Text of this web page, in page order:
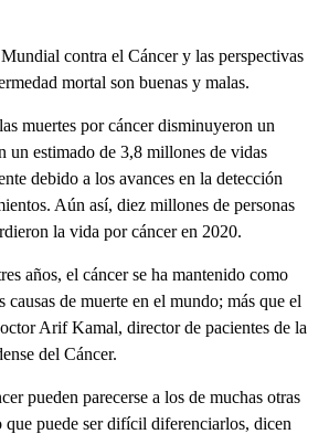
contra el Cáncer y las perspectivas
mortal son buenas y malas.
muertes por cáncer disminuyeron un
un estimado de 3,8 millones de vidas
debido a los avances en la detección
Aún así, diez millones de personas
la vida por cáncer en 2020.
años, el cáncer se ha mantenido como
causas de muerte en el mundo; más que el
Arif Kamal, director de pacientes de la
del Cáncer.
pueden parecerse a los de muchas otras
que puede ser difícil diferenciarlos, dicen